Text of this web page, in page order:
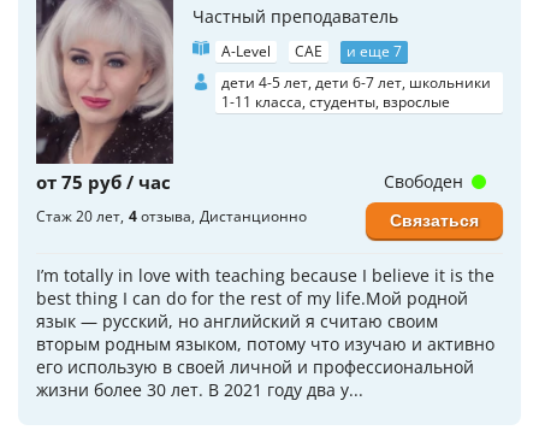
Частный преподаватель
A-Level CAE
и еще 7
дети 4-5 лет, дети 6-7 лет, школьники
1-11 класса, студенты, взрослые
от 75 руб / час
Стаж 20 лет 4отзыва Дистанционно
I’m totally in love with teaching because I believe it is the
best thing I can do for the rest of my life.Мой родной
язык — русский, но английский я считаю своим
вторым родным языком, потому что изучаю и активно
его использую в своей личной и профессиональной
жизни более 30 лет. В 2021 году два у...
Свободен
Связаться